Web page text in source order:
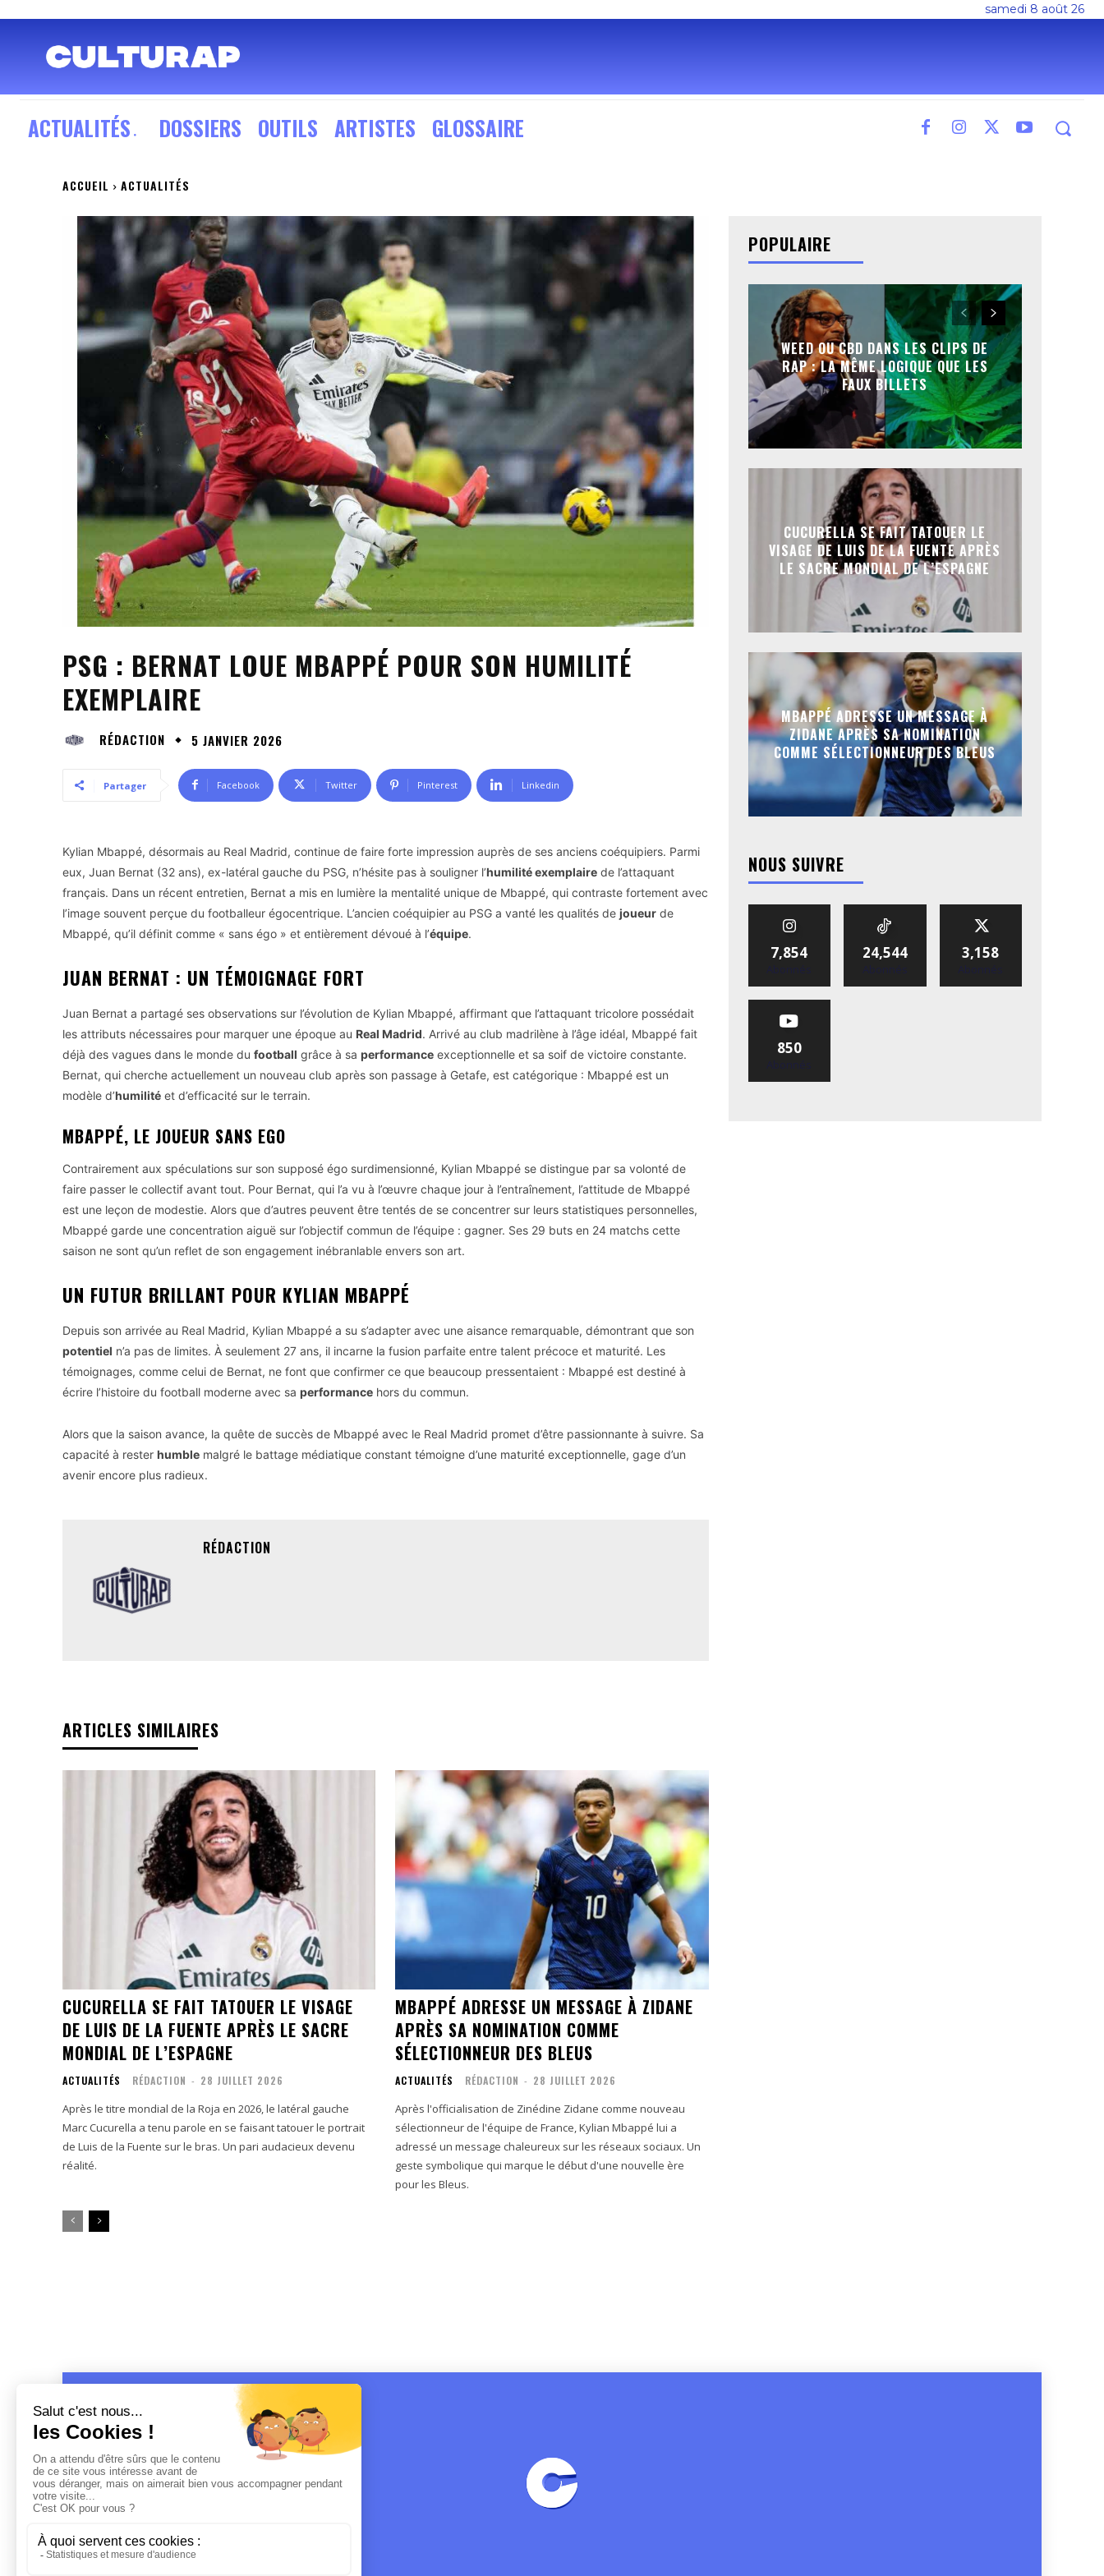
samedi 8 août 26
ACTUALITÉS DOSSIERS OUTILS ARTISTES GLOSSAIRE
ACCUEIL ACTUALITÉS
PSG : BERNAT LOUE MBAPPÉ POUR SON HUMILITÉ
EXEMPLAIRE
RÉDACTION 5 JANVIER 2026
Partager Facebook Twitter Pinterest Linkedin
Kylian Mbappé, désormais au Real Madrid, continue de faire forte impression auprès de ses anciens coéquipiers. Parmi
eux, Juan Bernat (32 ans), ex-latéral gauche du PSG, n’hésite pas à souligner l’humilité exemplaire de l’attaquant
français. Dans un récent entretien, Bernat a mis en lumière la mentalité unique de Mbappé, qui contraste fortement avec
l’image souvent perçue du footballeur égocentrique. L’ancien coéquipier au PSG a vanté les qualités de joueur de
Mbappé, qu’il définit comme « sans égo » et entièrement dévoué à l’équipe.
JUAN BERNAT : UN TÉMOIGNAGE FORT
Juan Bernat a partagé ses observations sur l’évolution de Kylian Mbappé, affirmant que l’attaquant tricolore possédait
les attributs nécessaires pour marquer une époque au Real Madrid. Arrivé au club madrilène à l’âge idéal, Mbappé fait
déjà des vagues dans le monde du football grâce à sa performance exceptionnelle et sa soif de victoire constante.
Bernat, qui cherche actuellement un nouveau club après son passage à Getafe, est catégorique : Mbappé est un
modèle d’humilité et d’efficacité sur le terrain.
MBAPPÉ, LE JOUEUR SANS EGO
Contrairement aux spéculations sur son supposé égo surdimensionné, Kylian Mbappé se distingue par sa volonté de
faire passer le collectif avant tout. Pour Bernat, qui l’a vu à l’œuvre chaque jour à l’entraînement, l’attitude de Mbappé
est une leçon de modestie. Alors que d’autres peuvent être tentés de se concentrer sur leurs statistiques personnelles,
Mbappé garde une concentration aiguë sur l’objectif commun de l’équipe : gagner. Ses 29 buts en 24 matchs cette
saison ne sont qu’un reflet de son engagement inébranlable envers son art.
UN FUTUR BRILLANT POUR KYLIAN MBAPPÉ
Depuis son arrivée au Real Madrid, Kylian Mbappé a su s’adapter avec une aisance remarquable, démontrant que son
potentiel n’a pas de limites. À seulement 27 ans, il incarne la fusion parfaite entre talent précoce et maturité. Les
témoignages, comme celui de Bernat, ne font que confirmer ce que beaucoup pressentaient : Mbappé est destiné à
écrire l’histoire du football moderne avec sa performance hors du commun.
Alors que la saison avance, la quête de succès de Mbappé avec le Real Madrid promet d’être passionnante à suivre. Sa
capacité à rester humble malgré le battage médiatique constant témoigne d’une maturité exceptionnelle, gage d’un
avenir encore plus radieux.
RÉDACTION
ARTICLES SIMILAIRES
CUCURELLA SE FAIT TATOUER LE VISAGE
DE LUIS DE LA FUENTE APRÈS LE SACRE
MONDIAL DE L’ESPAGNE
ACTUALITÉS RÉDACTION - 28 JUILLET 2026
Après le titre mondial de la Roja en 2026, le latéral gauche
Marc Cucurella a tenu parole en se faisant tatouer le portrait
de Luis de la Fuente sur le bras. Un pari audacieux devenu
réalité.
MBAPPÉ ADRESSE UN MESSAGE À ZIDANE
APRÈS SA NOMINATION COMME
SÉLECTIONNEUR DES BLEUS
ACTUALITÉS RÉDACTION - 28 JUILLET 2026
Après l'officialisation de Zinédine Zidane comme nouveau
sélectionneur de l'équipe de France, Kylian Mbappé lui a
adressé un message chaleureux sur les réseaux sociaux. Un
geste symbolique qui marque le début d'une nouvelle ère
pour les Bleus.
POPULAIRE
WEED OU CBD DANS LES CLIPS DE
RAP : LA MÊME LOGIQUE QUE LES
FAUX BILLETS
CUCURELLA SE FAIT TATOUER LE
VISAGE DE LUIS DE LA FUENTE APRÈS
LE SACRE MONDIAL DE L’ESPAGNE
MBAPPÉ ADRESSE UN MESSAGE À
ZIDANE APRÈS SA NOMINATION
COMME SÉLECTIONNEUR DES BLEUS
NOUS SUIVRE
7,854
Abonnés
24,544
Abonnés
3,158
Abonnés
850
Abonnés